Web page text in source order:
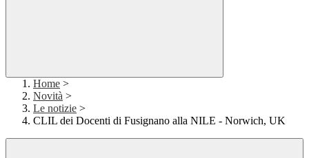
Home >
Novità >
Le notizie >
CLIL dei Docenti di Fusignano alla NILE - Norwich, UK